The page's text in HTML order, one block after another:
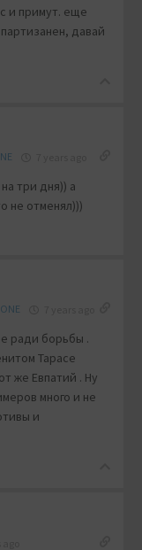
и примут. еще
давай
три дня)) а
не отменял)))
ради борьбы .
Тарасе
же Евпатий . Ну
много и не
и